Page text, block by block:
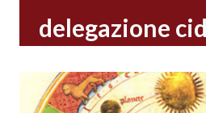
delegazione